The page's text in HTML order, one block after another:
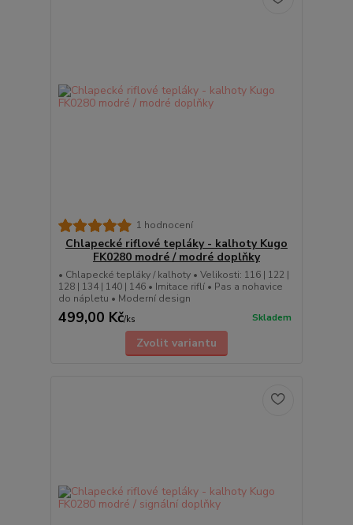
1 hodnocení
Chlapecké riflové tepláky - kalhoty Kugo
FK0280 modré / modré doplňky
• Chlapecké tepláky / kalhoty • Velikosti: 116 | 122 |
128 | 134 | 140 | 146 • Imitace riflí • Pas a nohavice
do nápletu • Moderní design
499,00 Kč/ks Skladem
Zvolit variantu